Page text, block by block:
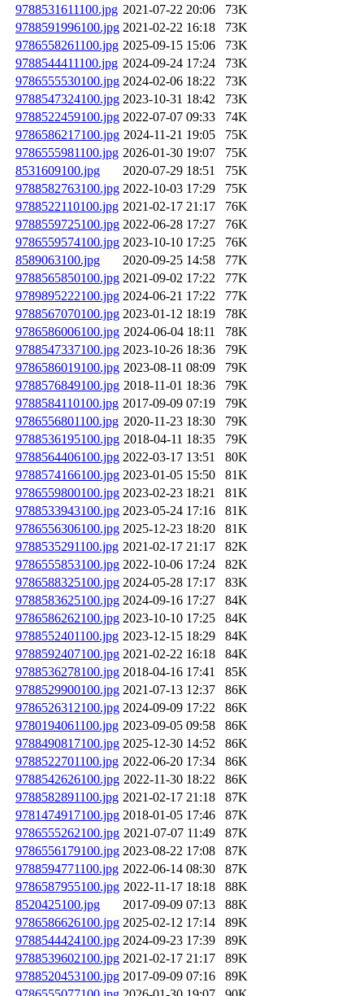
9788531611100.jpg 2021-07-22 20:06
73K
9788591996100.jpg 2021-02-22 16:18
73K
9786558261100.jpg 2025-09-15 15:06
73K
9788544411100.jpg 2024-09-24 17:24
73K
9786555530100.jpg 2024-02-06 18:22
73K
9788547324100.jpg 2023-10-31 18:42
73K
9788522459100.jpg 2022-07-07 09:33
74K
9786586217100.jpg 2024-11-21 19:05
75K
9786555981100.jpg 2026-01-30 19:07
75K
8531609100.jpg
2020-07-29 18:51
75K
9788582763100.jpg 2022-10-03 17:29
75K
9788522110100.jpg 2021-02-17 21:17
76K
9788559725100.jpg 2022-06-28 17:27
76K
9786559574100.jpg 2023-10-10 17:25
76K
8589063100.jpg
2020-09-25 14:58
77K
9788565850100.jpg 2021-09-02 17:22
77K
9789895222100.jpg 2024-06-21 17:22
77K
9788567070100.jpg 2023-01-12 18:19
78K
9786586006100.jpg 2024-06-04 18:11
78K
9788547337100.jpg 2023-10-26 18:36
79K
9786586019100.jpg 2023-08-11 08:09
79K
9788576849100.jpg 2018-11-01 18:36
79K
9788584110100.jpg 2017-09-09 07:19
79K
9786556801100.jpg 2020-11-23 18:30
79K
9788536195100.jpg 2018-04-11 18:35
79K
9788564406100.jpg 2022-03-17 13:51
80K
9788574166100.jpg 2023-01-05 15:50
81K
9786559800100.jpg 2023-02-23 18:21
81K
9788533943100.jpg 2023-05-24 17:16
81K
9786556306100.jpg 2025-12-23 18:20
81K
9788535291100.jpg 2021-02-17 21:17
82K
9786555853100.jpg 2022-10-06 17:24
82K
9786588325100.jpg 2024-05-28 17:17
83K
9788583625100.jpg 2024-09-16 17:27
84K
9786586262100.jpg 2023-10-10 17:25
84K
9788552401100.jpg 2023-12-15 18:29
84K
9788592407100.jpg 2021-02-22 16:18
84K
9788536278100.jpg 2018-04-16 17:41
85K
9788529900100.jpg 2021-07-13 12:37
86K
9786526312100.jpg 2024-09-09 17:22
86K
9780194061100.jpg 2023-09-05 09:58
86K
9788490817100.jpg 2025-12-30 14:52
86K
9788522701100.jpg 2022-06-20 17:34
86K
9788542626100.jpg 2022-11-30 18:22
86K
9788582891100.jpg 2021-02-17 21:18
87K
9781474917100.jpg 2018-01-05 17:46
87K
9786555262100.jpg 2021-07-07 11:49
87K
9786556179100.jpg 2023-08-22 17:08
87K
9788594771100.jpg 2022-06-14 08:30
87K
9786587955100.jpg 2022-11-17 18:18
88K
8520425100.jpg
2017-09-09 07:13
88K
9786586626100.jpg 2025-02-12 17:14
89K
9788544424100.jpg 2024-09-23 17:39
89K
9788539602100.jpg 2021-02-17 21:17
89K
9788520453100.jpg 2017-09-09 07:16
89K